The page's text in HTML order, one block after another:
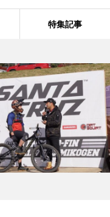
特集記事